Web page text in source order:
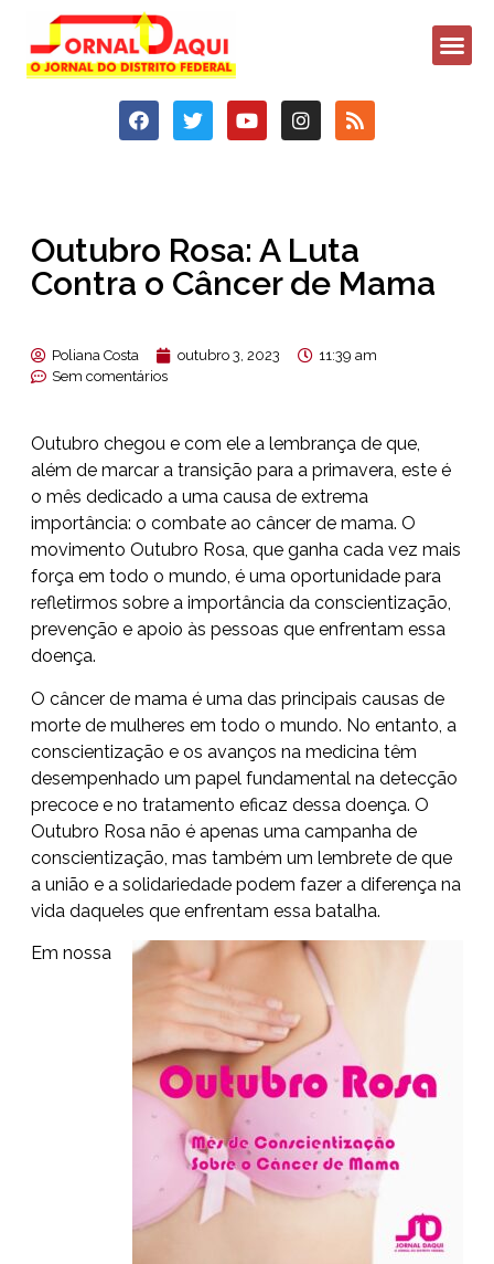
Outubro Rosa: A Luta
Contra o Câncer de Mama
Poliana Costa outubro 3, 2023
11:39 am
Sem comentários
Outubro chegou e com ele a lembrança de que,
além de marcar a transição para a primavera, este é
o mês dedicado a uma causa de extrema
importância: o combate ao câncer de mama. O
movimento Outubro Rosa, que ganha cada vez mais
força em todo o mundo, é uma oportunidade para
refletirmos sobre a importância da conscientização,
prevenção e apoio às pessoas que enfrentam essa
doença.
O câncer de mama é uma das principais causas de
morte de mulheres em todo o mundo. No entanto, a
conscientização e os avanços na medicina têm
desempenhado um papel fundamental na detecção
precoce e no tratamento eficaz dessa doença. O
Outubro Rosa não é apenas uma campanha de
conscientização, mas também um lembrete de que
a união e a solidariedade podem fazer a diferença na
vida daqueles que enfrentam essa batalha.
Em nossa